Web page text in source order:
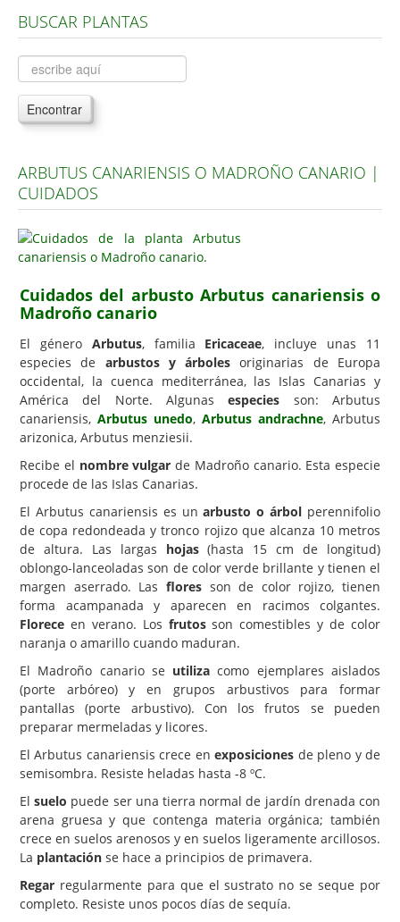
Árboles, Cicas y Palmeras de la G a la Z
Plantas Anuales y Perennes
Plantas Bulbosas y Acuáticas
Plantas de Interior
Plantas Aromáticas y de Huerto
Plantas Carnívoras y Orquídeas
Consejos
Hemisferio Sur
Enfermedades
Animales
Hongos
Carencias
Fotos
Flores y Plantas
Árboles y Palmeras
Arbustos y Trepadoras
Cactus y Suculentas
BUSCAR PLANTAS
Encontrar
ARBUTUS CANARIENSIS O MADROÑO CANARIO |
CUIDADOS
Cuidados del arbusto Arbutus canariensis o
Madroño canario
El género Arbutus, familia Ericaceae, incluye unas 11
especies de arbustos y árboles originarias de Europa
occidental, la cuenca mediterránea, las Islas Canarias y
América del Norte. Algunasespecies son: Arbutus
canariensis, Arbutus unedo, Arbutus andrachne, Arbutus
arizonica, Arbutus menziesii.
Recibe el nombre vulgar de Madroño canario. Esta especie
procede de las Islas Canarias.
El Arbutus canariensis es unarbusto o árbol perennifolio
de copa redondeada y tronco rojizo que alcanza 10 metros
de altura. Las largas hojas(hasta 15 cm de longitud)
oblongo-lanceoladas son de color verde brillante y tienen el
margen aserrado. Las floresson de color rojizo, tienen
forma acampanada y aparecen en racimos colgantes.
Florece en verano. Los frutosson comestibles y de color
naranja o amarillo cuando maduran.
El Madroño canario se utiliza como ejemplares aislados
(porte arbóreo) y en grupos arbustivos para formar
pantallas (porte arbustivo). Con los frutos se pueden
preparar mermeladas y licores.
El Arbutus canariensis crece enexposiciones de pleno y de
semisombra. Resiste heladas hasta -8 ºC.
Elsuelo puede ser una tierra normal de jardín drenada con
arena gruesa y que contenga materia orgánica; también
crece en suelos arenosos y en suelos ligeramente arcillosos.
La plantación se hace a principios de primavera.
Regar regularmente para que el sustrato no se seque por
completo. Resiste unos pocos días de sequía.